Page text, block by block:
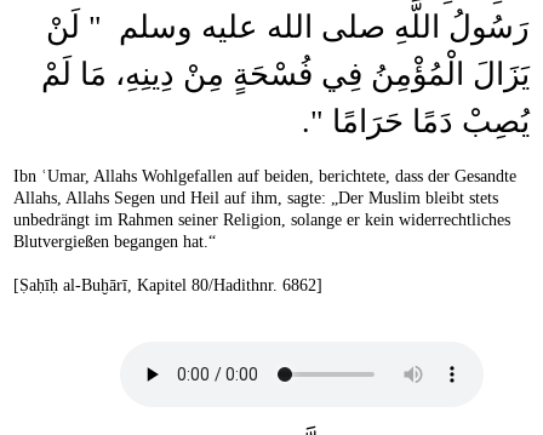
رَسُولُ اللَّهِ صلى الله عليه وسلم ‏ "‏ لَنْ
يَزَالَ الْمُؤْمِنُ فِي فُسْحَةٍ مِنْ دِينِهِ، مَا لَمْ
يُصِبْ دَمًا حَرَامًا ‏"‏‏.‏
Ibn ʿUmar, Allahs Wohlgefallen auf beiden, berichtete, dass der Gesandte
Allahs, Allahs Segen und Heil auf ihm, sagte: „Der Muslim bleibt stets
unbedrängt im Rahmen seiner Religion, solange er kein widerrechtliches
Blutvergießen begangen hat.“
[Ṣaḥīḥ al-Buḫārī, Kapitel 80/Hadithnr. 6862]